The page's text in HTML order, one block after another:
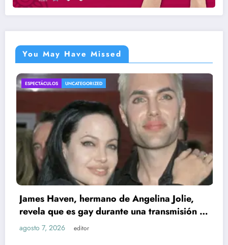
You May Have Missed
de Angelina Jolie,
una transmisión en
ENTRETENIMIENTO